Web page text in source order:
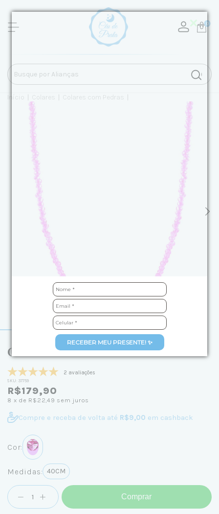
RECEBER MEU PRESENTE! ✨
0
Início Colares Colares com Pedras
Colar de Cristal Rosa Pink 40cm
2 avaliações
SKU: 37759
R$179,90
8 x de R$22,49 sem juros
Compre e receba de volta até R$9,00 em cashback
Cor:
Medidas: 40CM
Comprar